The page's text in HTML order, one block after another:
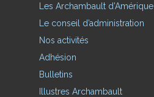
Les Archambault d’Amérique
Le conseil d’administration
Nos activités
Adhésion
Bulletins
Illustres Archambault